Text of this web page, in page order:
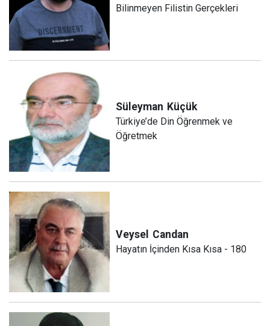
Bilinmeyen Filistin Gerçekleri
Süleyman Küçük
Türkiye’de Din Öğrenmek ve
Öğretmek
Veysel Candan
Hayatın İçinden Kısa Kısa - 180